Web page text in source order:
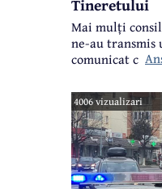
Tineretului
Mai mulți
ne-au transmis
comunicat
pentru acest
de presă, la
4006 vizualizari